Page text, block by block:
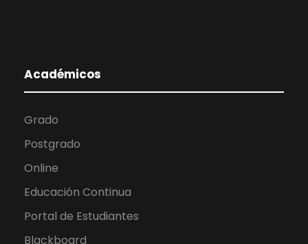
Académicos
Grado
Postgrado
Online
Educación Continua
Portal de Estudiantes
Blackboard